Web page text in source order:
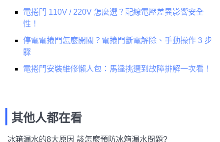
電捲門 110V / 220V 怎麼選？配線電壓差異影響安全
性！
停電電捲門怎麼開關？電捲門斷電解除、手動操作 3 步
驟
電捲門安裝維修懶人包：馬達挑選到故障排解一次看！
其他人都在看
冰箱漏水的8大原因 該怎麼預防冰箱漏水問題?